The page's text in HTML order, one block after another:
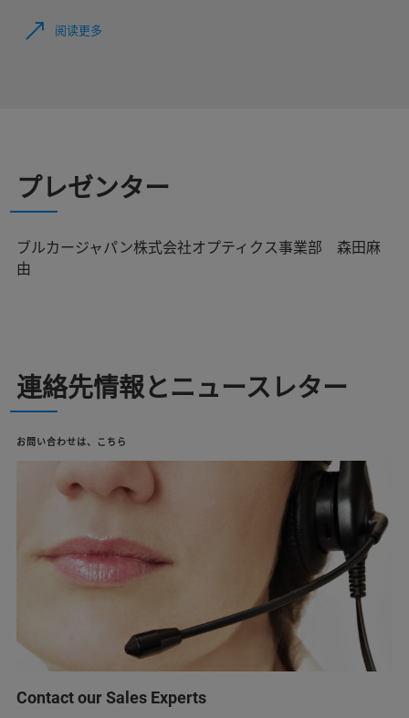
阅读更多
プレゼンター
ブルカージャパン株式会社オプティクス事業部 森田麻
由
連絡先情報とニュースレター
お問い合わせは、こちら
Contact our Sales Experts